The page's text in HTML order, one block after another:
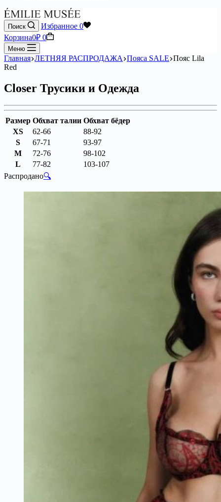
Поиск Избранное 0
Корзина0₽ 0
Меню
Главная ЛЕТНЯЯ РАСПРОДАЖА Пояса SALE Пояс Lila
Red
Closer Трусики и Одежда
Размер Обхват талии Обхват бёдер
XS
62-66
88-92
S
67-71
93-97
M
72-76
98-102
L
77-82
103-107
Распродано🔍